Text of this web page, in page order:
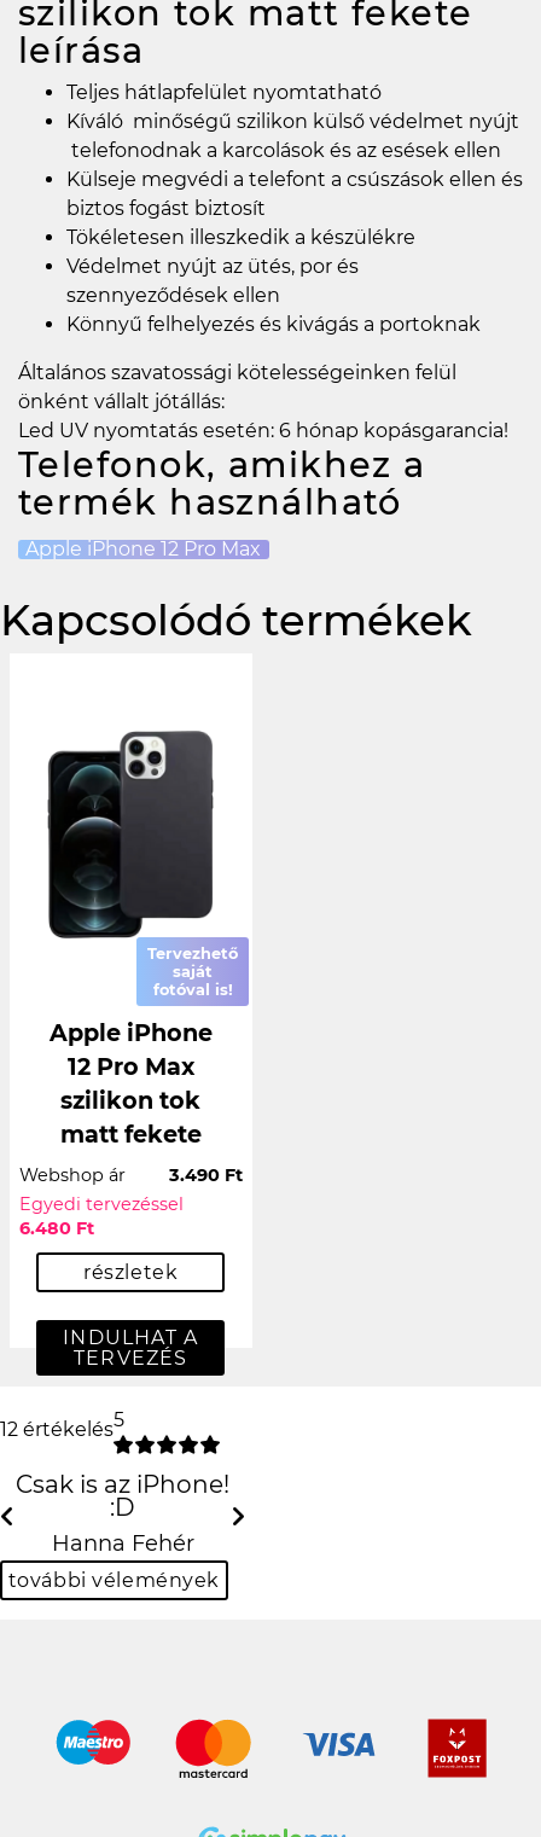
szilikon tok matt fekete
leírása
Teljes hátlapfelület nyomtatható
Kíváló minőségű szilikon külső védelmet nyújt
telefonodnak a karcolások és az esések ellen
Külseje megvédi a telefont a csúszások ellen és
biztos fogást biztosít
Tökéletesen illeszkedik a készülékre
Védelmet nyújt az ütés, por és
szennyeződések ellen
Könnyű felhelyezés és kivágás a portoknak
Általános szavatossági kötelességeinken felül
önként vállalt jótállás:
Led UV nyomtatás esetén: 6 hónap kopásgarancia!
Telefonok, amikhez a
termék használható
Apple iPhone 12 Pro Max
Kapcsolódó termékek
Tervezhető
saját
fotóval is!
Apple iPhone
12 Pro Max
szilikon tok
matt fekete
Webshop ár
3.490 Ft
Egyedi tervezéssel
6.480 Ft
részletek
INDULHAT A
TERVEZÉS
12 értékelés5
Csak is az iPhone! :D
Previous
további vélemények